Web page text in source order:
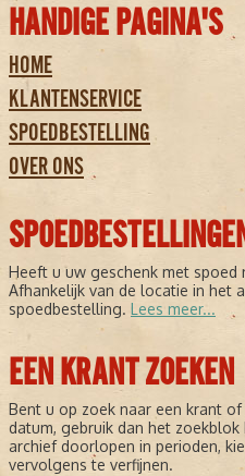
HANDIGE PAGINA'S
HOME
KLANTENSERVICE
SPOEDBESTELLING
OVER ONS
Heeft u uw geschenk met spoed
Afhankelijk van de locatie in het
spoedbestelling. Lees meer...
EEN KRANT ZOEKEN
Bent u op zoek naar een krant
datum, gebruik dan het
archief doorlopen in perioden,
vervolgens te verfijnen.